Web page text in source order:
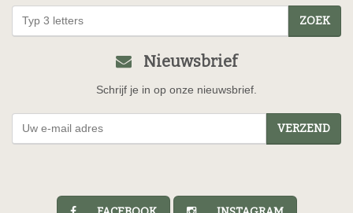
ZOEK
Nieuwsbrief
Schrijf je in op onze nieuwsbrief.
VERZEND